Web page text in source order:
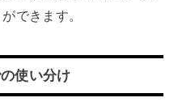
できます。
使い分け